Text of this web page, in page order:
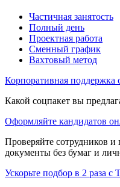
Частичная занятость
Полный день
Проектная работа
Сменный график
Вахтовый метод
Корпоративная поддержка
Какой соцпакет вы
Оформляйте кандидатов
Проверяйте сотрудников
документы без бумаг и
Ускорьте подбор в 2 раза с